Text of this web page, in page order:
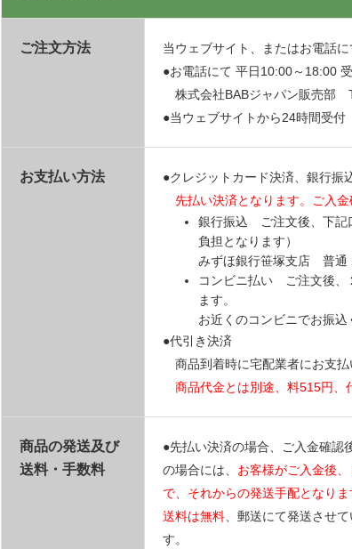
ご注文方法
当ウェブサイト、またはお電話に
●お電話にて 平日10:00～18:00
株式会社BABジャパン販売部
●当ウェブサイトから24時間受付
お支払い方法
●クレジットカード決済、銀行振
先払い決済となります。ご入金
銀行振込 ご注文後、下記
負担となります）
みずほ銀行笹塚支店 普通
コンビニ払い ご注文後、
ます。
お近くのコンビニでお振込
●代引き決済
商品到着時に宅配業者にお支払
商品代金とは別途、料515円、
商品の発送及び
送料・手数料
●先払い決済の場合、ご入金確認
の場合には、 お客様がご入金後
で、それからの発送手配となりま
送料は無料 、郵送にて発送させ
す。